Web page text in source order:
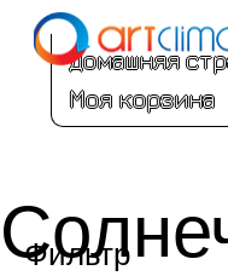
Домашняя
Моя корзина
Фильтр